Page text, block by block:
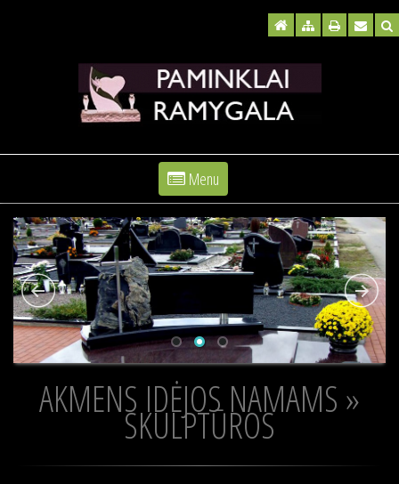
Menu
AKMENS IDĖJOS NAMAMS »
SKULPTŪROS